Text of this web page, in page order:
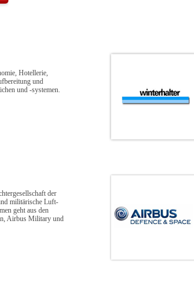
Hotellerie,
und
und -systemen.
der
militärische Luft-
geht aus den
Airbus Military und